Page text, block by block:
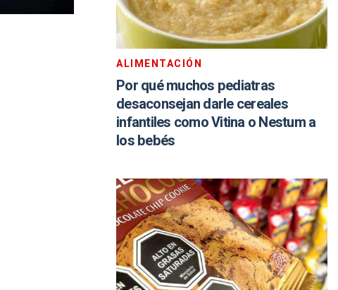
ALIMENTACIÓN
Por qué muchos pediatras
desaconsejan darle cereales
infantiles como Vitina o Nestum a
los bebés